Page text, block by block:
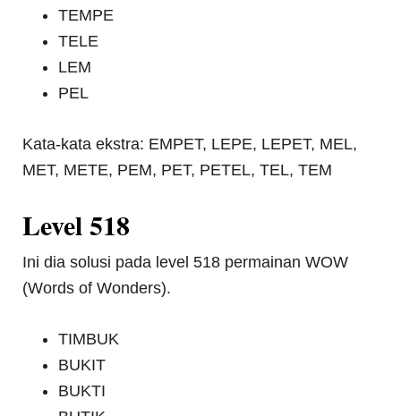
TEMPE
TELE
LEM
PEL
Kata-kata ekstra: EMPET, LEPE, LEPET, MEL,
MET, METE, PEM, PET, PETEL, TEL, TEM
Level 518
Ini dia solusi pada level 518 permainan WOW
(Words of Wonders).
TIMBUK
BUKIT
BUKTI